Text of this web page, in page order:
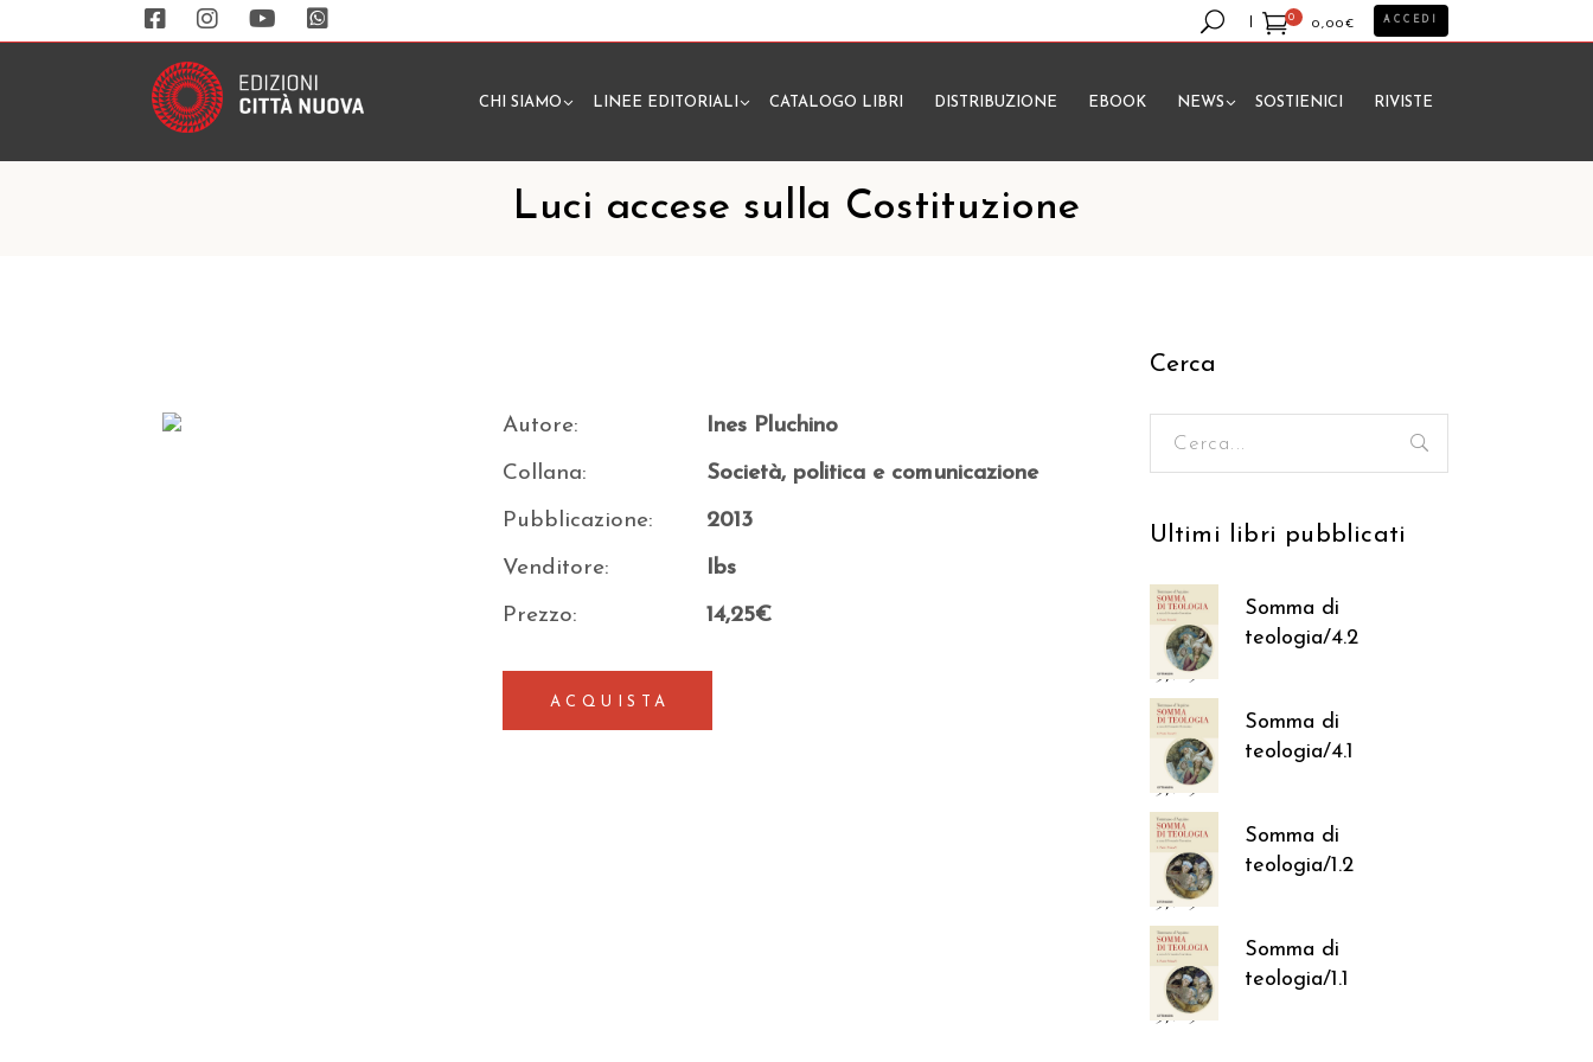
0
0,00€
Nessun prodotto nel carrello.
ACCEDI
CHI SIAMO LINEE EDITORIALI CATALOGO LIBRI DISTRIBUZIONE EBOOK NEWS SOSTIENICI RIVISTE
Luci accese sulla Costituzione
Autore: Ines Pluchino
Collana: Società, politica e comunicazione
Pubblicazione: 2013
Venditore: Ibs
Prezzo: 14,25€
ACQUISTA
Cerca
Ultimi libri pubblicati
Somma di
teologia/4.2
37,05€
Somma di
teologia/4.1
37,05€
Somma di
teologia/1.2
37,05€
Somma di
teologia/1.1
37,05€